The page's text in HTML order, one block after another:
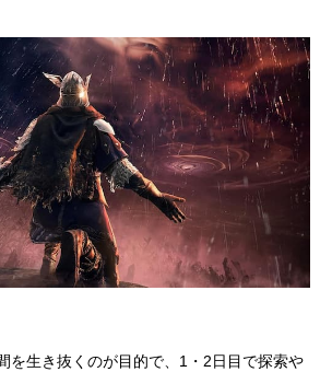
を生き抜くのが目的で、1・2日目で探索や